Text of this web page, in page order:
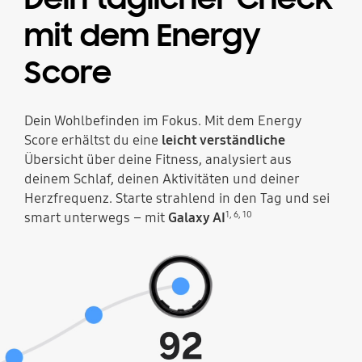
mit dem Energy
Score
Dein Wohlbefinden im Fokus. Mit dem Energy
Score erhältst du eine leicht verständliche
Übersicht über deine Fitness, analysiert aus
deinem Schlaf, deinen Aktivitäten und deiner
Herzfrequenz. Starte strahlend in den Tag und sei
smart unterwegs – mit Galaxy AI1, 6, 10